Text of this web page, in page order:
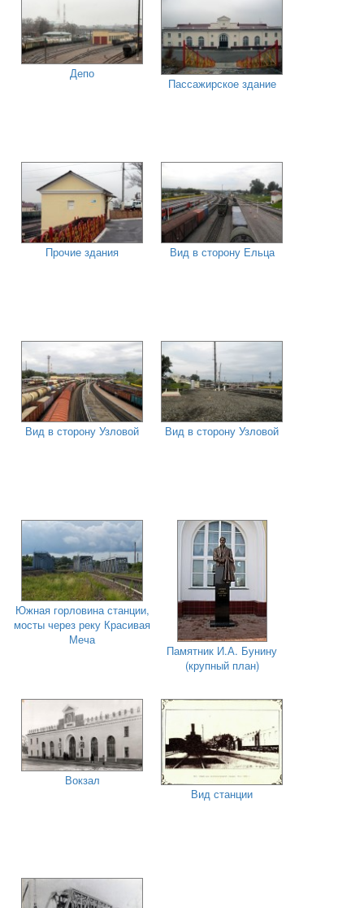
Депо
Пассажирское здание
Прочие здания Вид в сторону Ельца
Вид в сторону Узловой Вид в сторону Узловой
Южная горловина станции,
мосты через реку Красивая
Меча
Памятник И.А. Бунину
(крупный план)
Вокзал
Вид станции